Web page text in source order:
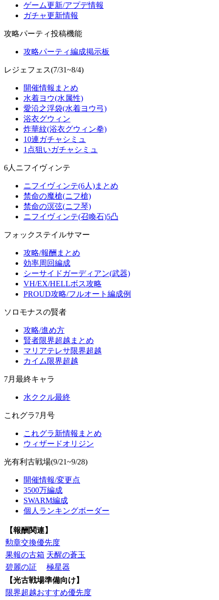
ゲーム更新/アプデ情報
ガチャ更新情報
攻略パーティ投稿機能
攻略パーティ編成掲示板
レジェフェス(7/31~8/4)
開催情報まとめ
水着ヨウ(水属性)
愛沿之浮袋(水着ヨウ弓)
浴衣グウィン
炸華紋(浴衣グウィン拳)
10連ガチャシミュ
1点狙いガチャシミュ
6人ニフイヴィンテ
ニフイヴィンテ(6人)まとめ
禁命の魔槍(ニフ槍)
禁命の溟弦(ニフ琴)
ニフイヴィンテ(召喚石)5凸
フォックステイルサマー
攻略/報酬まとめ
効率周回編成
シーサイドガーディアン(武器)
VH/EX/HELLボス攻略
PROUD攻略/フルオート編成例
ソロモナスの賢者
攻略/進め方
賢者限界超越まとめ
マリアテレサ限界超越
カイム限界超越
7月最終キャラ
水ククル最終
これグラ7月号
これグラ新情報まとめ
ウィザードオリジン
光有利古戦場(9/21~9/28)
開催情報/変更点
3500万編成
SWARM編成
個人ランキングボーダー
【報酬関連】
勲章交換優先度
果報の古箱 天醒の蒼玉
碧麗の証
極星器
【光古戦場準備向け】
限界超越おすすめ優先度